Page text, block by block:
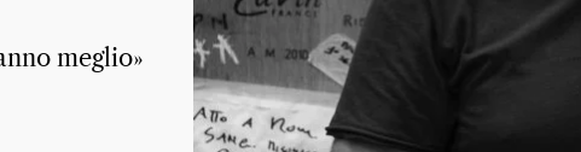
meglio»